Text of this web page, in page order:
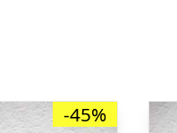
-45%